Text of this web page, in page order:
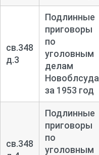
св.348
д.3
Подлинные
приговоры
по
уголовным
делам
Новоблсуда
за 1953 год
св.348
Подлинные
приговоры
по
уголовным